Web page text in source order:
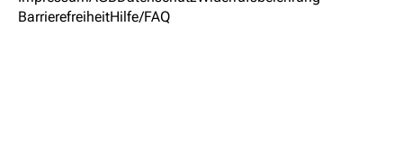
BarrierefreiheitHilfe/FAQ